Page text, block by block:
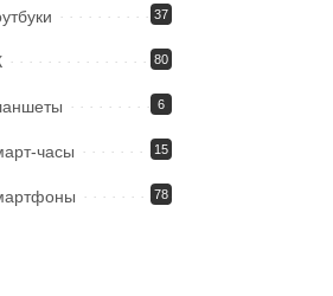
37
80
6
часы 15
78